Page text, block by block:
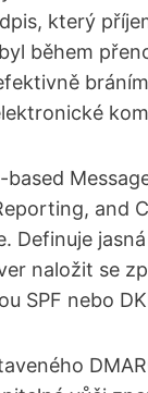
který
během
based
and
Definuje
naložit se
SPF nebo